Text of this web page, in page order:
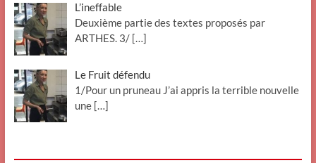
L’ineffable
Deuxième partie des textes proposés par
ARTHES. 3/ […]
Le Fruit défendu
1/Pour un pruneau J’ai appris la terrible nouvelle
une […]